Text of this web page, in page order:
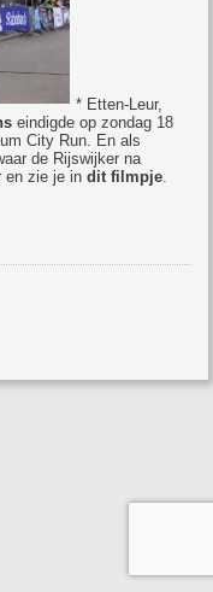
* Etten-Leur,
eindigde op zondag 18
City Run. En als
de Rijswijker na
en zie je indit filmpje.